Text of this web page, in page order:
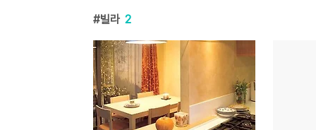
빌라 2